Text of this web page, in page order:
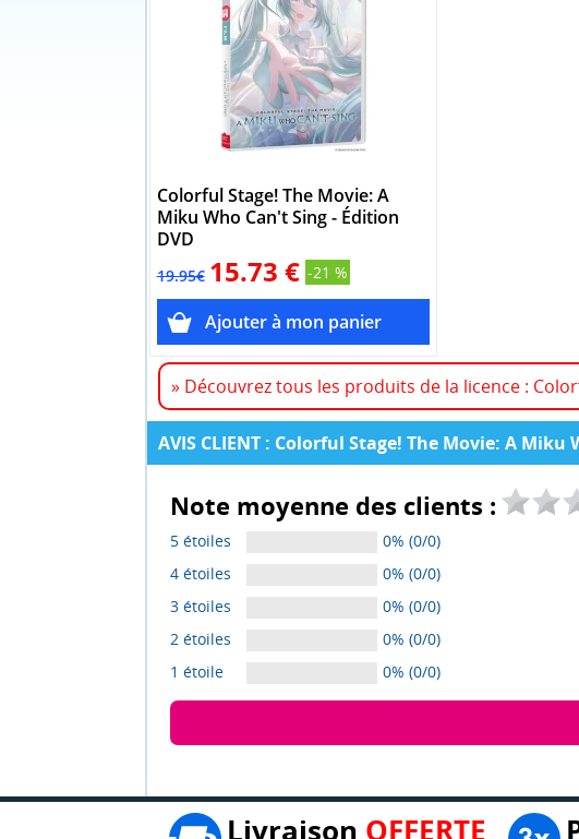
Colorful Stage! The Movie: A
Miku Who Can't Sing - Édition
DVD
19.95€ 15.73 € -21 %
» Découvrez tous les produits de la licence :
AVIS CLIENT : Colorful Stage! The Movie: A
Note moyenne des clients :
5 étoiles
0% (0/0)
4 étoiles
0% (0/0)
3 étoiles
0% (0/0)
2 étoiles
0% (0/0)
1 étoile
0% (0/0)
Livraison OFFERTE